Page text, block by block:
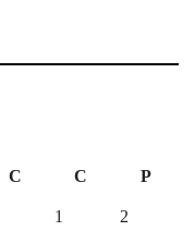
C C P
1 2